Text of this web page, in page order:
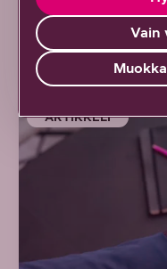
Lue lisää
ARTIKKELI
Vain